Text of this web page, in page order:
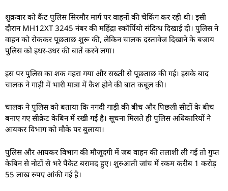
शुक्रवार को कैंट पुलिस सिरमौर मार्ग पर वाहनों की चेकिंग कर रही थी। इसी
दौरान MH12XT 3245 नंबर की महिंद्रा स्कॉर्पियो संदिग्ध दिखाई दी। पुलिस ने
वाहन को रोककर पूछताछ शुरू की, लेकिन चालक दस्तावेज दिखाने के बजाय
पुलिस को इधर-उधर की बातें करने लगा।
इस पर पुलिस का शक गहरा गया और सख्ती से पूछताछ की गई। इसके बाद
चालक ने गाड़ी में भारी मात्रा में कैश होने की बात कबूल की।
चालक ने पुलिस को बताया कि नगदी गाड़ी की बीच और पिछली सीटों के बीच
बनाए गए सीक्रेट केबिन में रखी गई है। सूचना मिलते ही पुलिस अधिकारियों ने
आयकर विभाग को मौके पर बुलाया।
पुलिस और आयकर विभाग की मौजूदगी में जब वाहन की तलाशी ली गई तो गुप्त
केबिन से नोटों से भरे पैकेट बरामद हुए। शुरुआती जांच में रकम करीब 1 करोड़
55 लाख रुपए आंकी गई है।